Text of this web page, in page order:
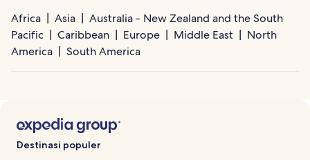
Africa Asia
Australia - New Zealand and the South
Pacific
Caribbean Europe Middle East
North
America
South America
Destinasi populer